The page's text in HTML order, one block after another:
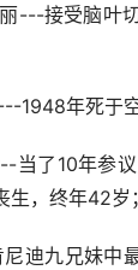
接受脑叶切
年死于空
了10年参议
，终年42岁；
迪九兄妹中